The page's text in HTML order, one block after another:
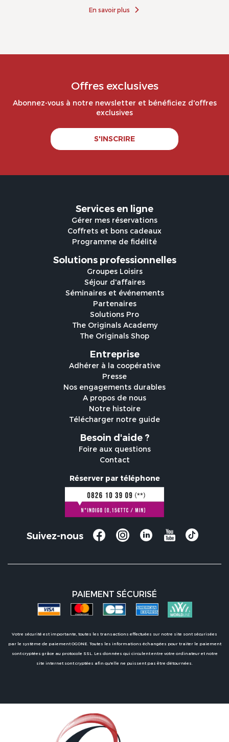
En savoir plus
Offres exclusives
Abonnez-vous à notre newsletter et bénéficiez d'offres
exclusives
S'INSCRIRE
Services en ligne
Gérer mes réservations
Coffrets et bons cadeaux
Programme de fidélité
Solutions professionnelles
Groupes Loisirs
Séjour d'affaires
Séminaires et événements
Partenaires
Solutions Pro
The Originals Academy
The Originals Shop
Entreprise
Adhérer à la coopérative
Presse
Nos engagements durables
A propos de nous
Notre histoire
Télécharger notre guide
Besoin d'aide ?
Foire aux questions
Contact
Réserver par téléphone
Suivez-nous
PAIEMENT SÉCURISÉ
Votre sécurité est importante, toutes les transactions effectuées sur notre site sont sécurisées
par le système de paiement OGONE. Toutes les informations échangées pour traiter le paiement
sont cryptées grâce au protocole SSL. Les données qui circulent entre votre ordinateur et notre
site internet sont cryptées afin qu'elle ne puissent pas être détournées.